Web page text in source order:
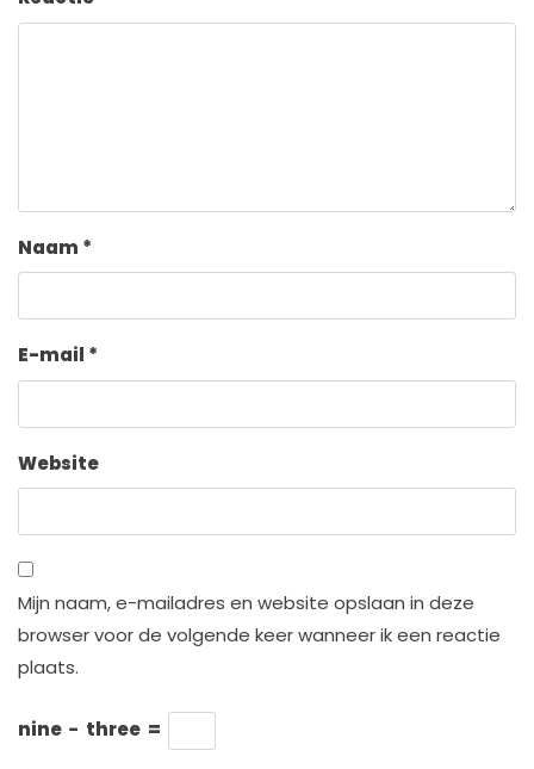
Naam *
E-mail *
Website
Mijn naam, e-mailadres en website opslaan in deze
browser voor de volgende keer wanneer ik een reactie
plaats.
nine − three =